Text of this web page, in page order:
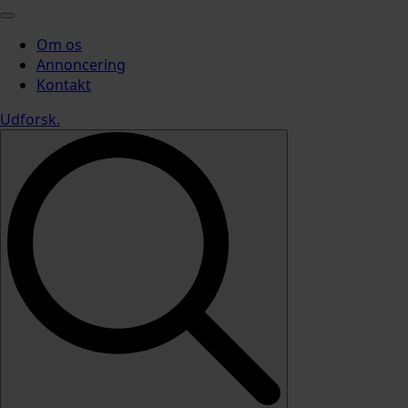
Om os
Annoncering
Kontakt
Udforsk.